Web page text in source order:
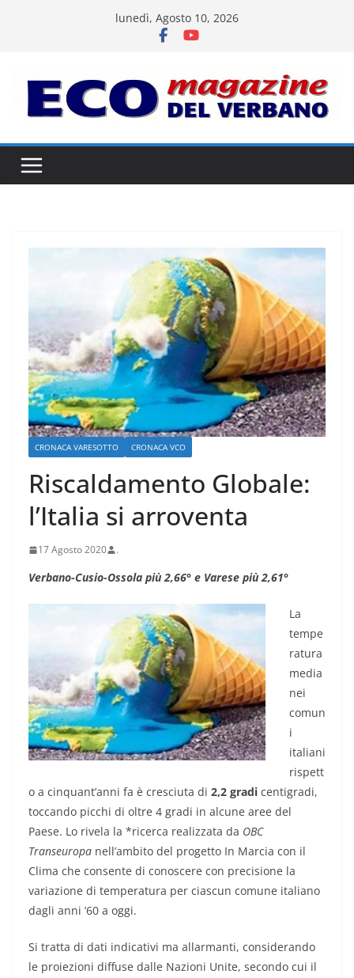
lunedì, Agosto 10, 2026
CRONACA VARESOTTO CRONACA VCO
Riscaldamento Globale:
l’Italia si arroventa
17 Agosto 2020 .
Verbano-Cusio-Ossola più 2,66° e Varese più 2,61°
La
tempe
ratura
media
nei
comun
i
italiani
rispett
o a cinquant’anni fa è cresciuta di 2,2 gradi centigradi,
toccando picchi di oltre 4 gradi in alcune aree del
Paese. Lo rivela la *ricerca realizzata da OBC
Transeuropa nell’ambito del progetto In Marcia con il
Clima che consente di conoscere con precisione la
variazione di temperatura per ciascun comune italiano
dagli anni ’60 a oggi.
Si tratta di dati indicativi ma allarmanti, considerando
le proiezioni diffuse dalle Nazioni Unite, secondo cui il